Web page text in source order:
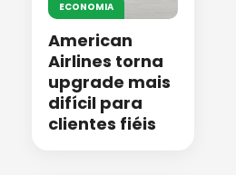
ECONOMIA
American
Airlines torna
upgrade mais
difícil para
clientes fiéis